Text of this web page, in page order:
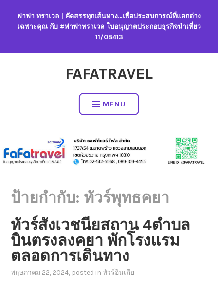
content
ฟาฟา ทราเวล | คัดสรรทุกเส้นทาง…เพื่อประสบการณ์ที่แตกต่าง
เฉพาะคุณ กับ #ฟาฟาทราเวล ใบอนุญาตประกอบธุรกิจนำเที่ยว
11/08413
FAFATRAVEL
MENU
ป้ายกำกับ: ทัวร์พุทธคยา
ทัวร์สังเวชนียสถาน 4ตำบล
บินตรงลงคยา พักโรงแรม
ตลอดการเดินทาง
พฤษภาคม 22, 2024, posted inทัวร์อินเดีย